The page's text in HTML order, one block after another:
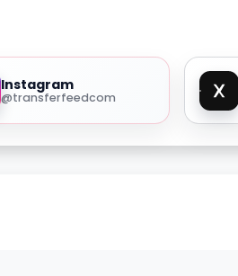
Instagram
@transferfeedcom